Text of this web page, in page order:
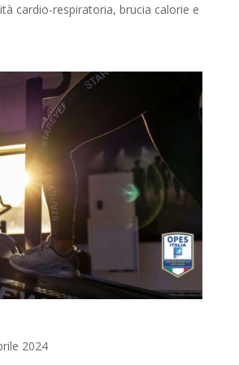
cardio-respiratoria, brucia calorie e
2024